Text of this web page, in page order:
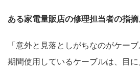
ある家電量販店の修理担当者の指摘
「意外と見落としがちなのがケー
期間使用しているケーブルは、目